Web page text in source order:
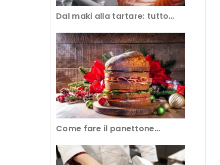
Dal maki alla tartare: tutto
crudo al ristorante
Come fare il panettone
l’attrezzatura professionale